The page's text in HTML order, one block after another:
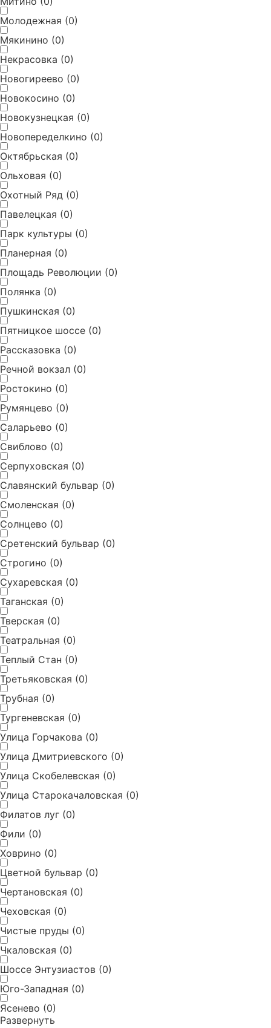
Молодежная (0)
Мякинино (0)
Некрасовка (0)
Новогиреево (0)
Новокосино (0)
Новокузнецкая (0)
Новопеределкино (0)
Октябрьская (0)
Ольховая (0)
Охотный Ряд (0)
Павелецкая (0)
Парк культуры (0)
Планерная (0)
Площадь Революции (0)
Полянка (0)
Пушкинская (0)
Пятницкое шоссе (0)
Рассказовка (0)
Речной вокзал (0)
Ростокино (0)
Румянцево (0)
Саларьево (0)
Свиблово (0)
Серпуховская (0)
Славянский бульвар (0)
Смоленская (0)
Солнцево (0)
Сретенский бульвар (0)
Строгино (0)
Сухаревская (0)
Таганская (0)
Тверская (0)
Театральная (0)
Теплый Стан (0)
Третьяковская (0)
Трубная (0)
Тургеневская (0)
Улица Горчакова (0)
Улица Дмитриевского (0)
Улица Скобелевская (0)
Улица Старокачаловская (0)
Филатов луг (0)
Фили (0)
Ховрино (0)
Цветной бульвар (0)
Чертановская (0)
Чеховская (0)
Чистые пруды (0)
Чкаловская (0)
Шоссе Энтузиастов (0)
Юго-Западная (0)
Ясенево (0)
Развернуть